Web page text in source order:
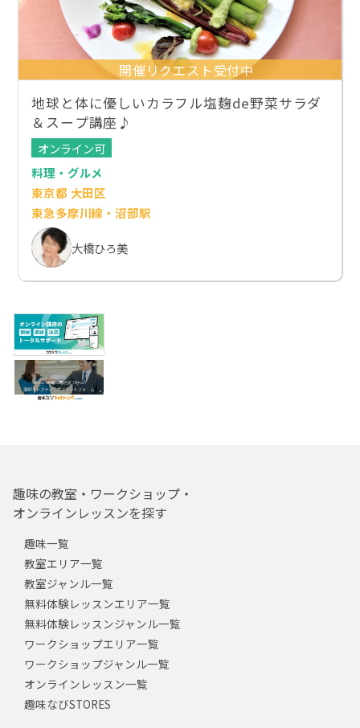
開催リクエスト受付中
地球と体に優しいカラフル塩麹de野菜サラダ
＆スープ講座♪
オンライン可
料理・グルメ
東京都 大田区
東急多摩川線・沼部駅
大橋ひろ美
趣味の教室・ワークショップ・
オンラインレッスンを探す
趣味一覧
教室エリア一覧
教室ジャンル一覧
無料体験レッスンエリア一覧
無料体験レッスンジャンル一覧
ワークショップエリア一覧
ワークショップジャンル一覧
オンラインレッスン一覧
趣味なびSTORES